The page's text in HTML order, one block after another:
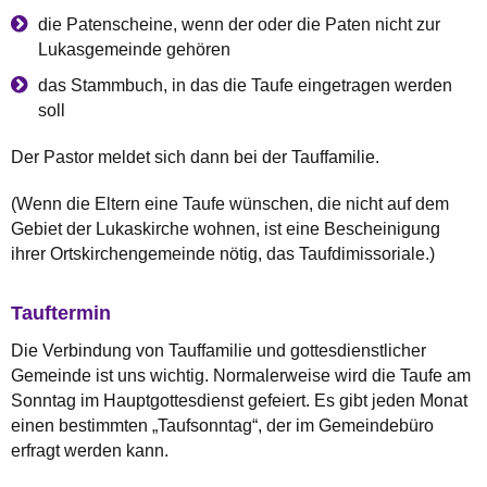
die Patenscheine, wenn der oder die Paten nicht zur
Lukasgemeinde gehören
das Stammbuch, in das die Taufe eingetragen werden
soll
Der Pastor meldet sich dann bei der Tauffamilie.
(Wenn die Eltern eine Taufe wünschen, die nicht auf dem
Gebiet der Lukaskirche wohnen, ist eine Bescheinigung
ihrer Ortskirchengemeinde nötig, das Taufdimissoriale.)
Tauftermin
Die Verbindung von Tauffamilie und gottesdienstlicher
Gemeinde ist uns wichtig. Normalerweise wird die Taufe am
Sonntag im Hauptgottesdienst gefeiert. Es gibt jeden Monat
einen bestimmten „Taufsonntag“, der im Gemeindebüro
erfragt werden kann.